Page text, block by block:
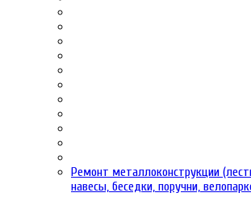
Ремонт металлоконструкции
навесы, беседки, поручни,